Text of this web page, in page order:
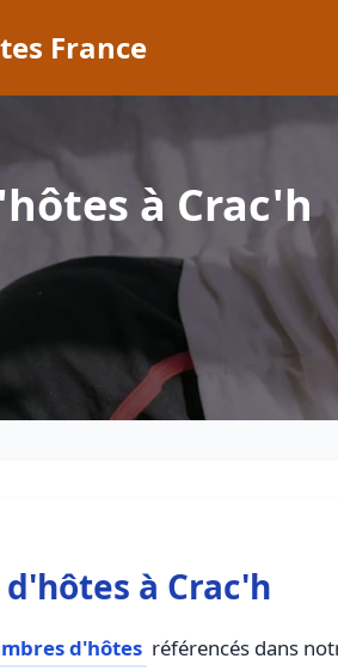
France
à Crac'h
à Crac'h
d'hôtes référencés dans